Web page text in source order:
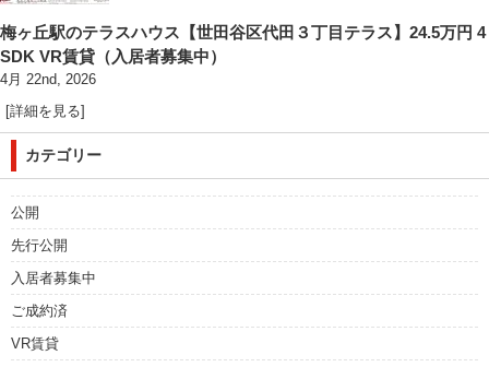
梅ヶ丘駅のテラスハウス【世田谷区代田３丁目テラス】24.5万円 4
SDK VR賃貸（入居者募集中）
4月 22nd, 2026
[詳細を見る]
カテゴリー
公開
先行公開
入居者募集中
ご成約済
VR賃貸